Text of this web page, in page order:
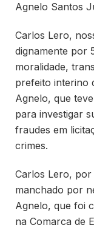
Agnelo Santos
Carlos Lero,
dignamente por
moralidade,
prefeito interino
Agnelo, que
para investigar
fraudes em
crimes.
Carlos Lero, por
manchado por
Agnelo, que foi
na Comarca de